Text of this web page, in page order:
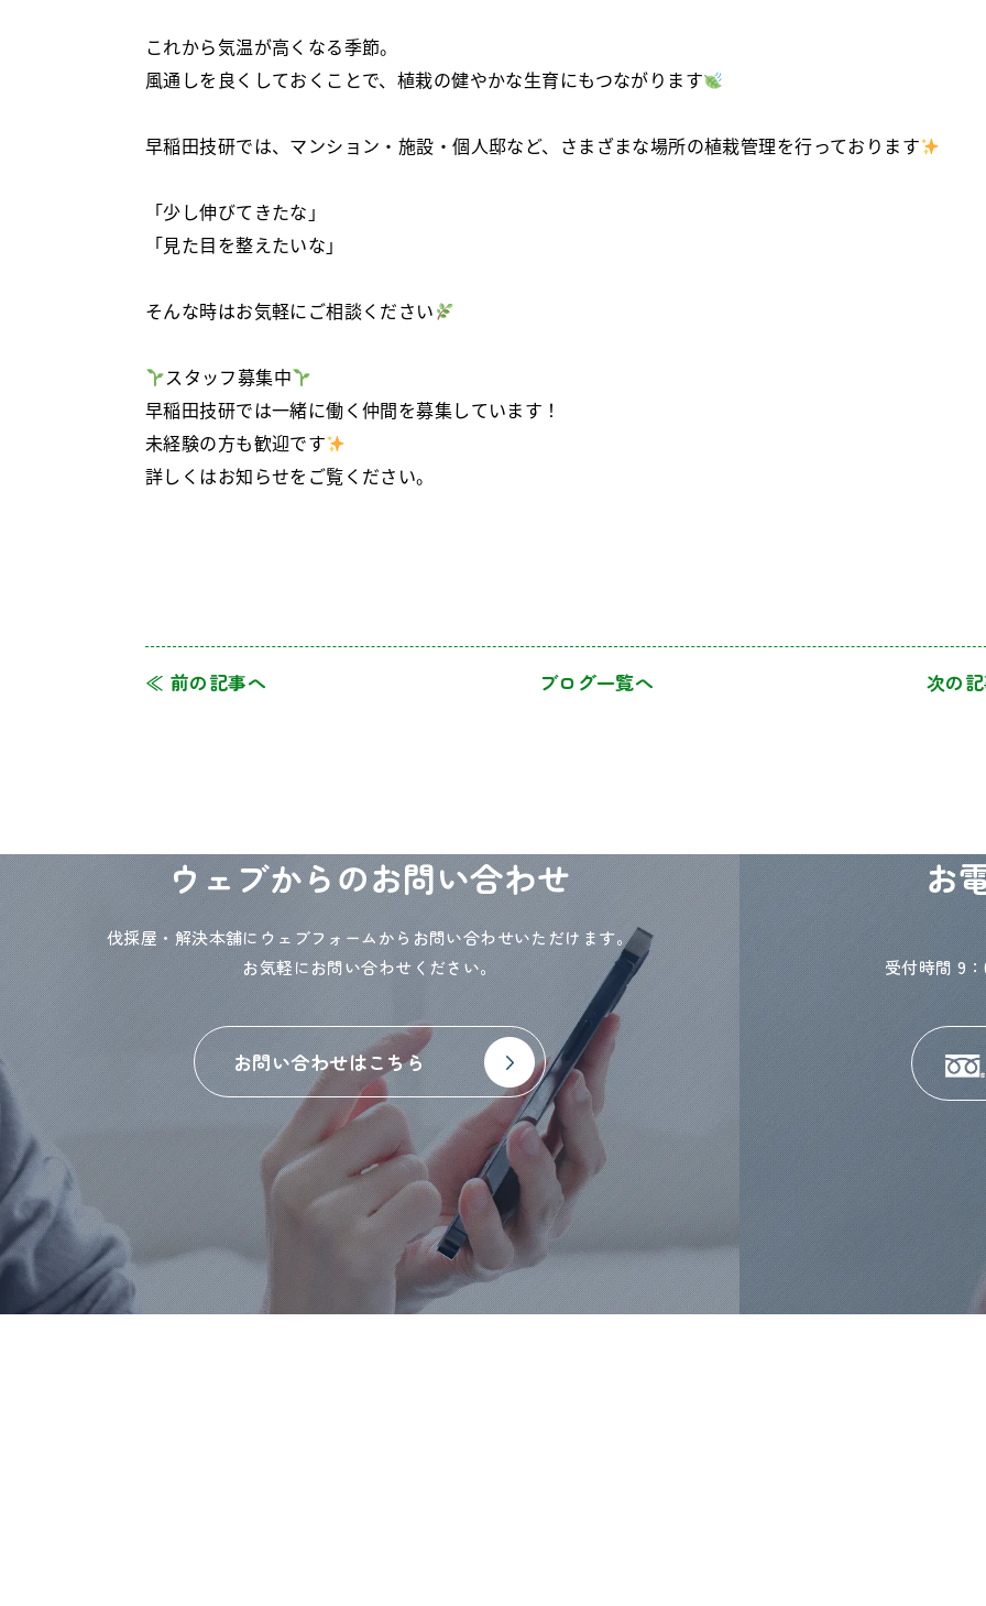
これから気温が高くなる季節。
風通しを良くしておくことで、植栽の健やかな生育にもつながります
早稲田技研では、マンション・施設・個人邸など、さまざまな場所の植栽管理を行っております
「少し伸びてきたな」
「見た目を整えたいな」
そんな時はお気軽にご相談ください
スタッフ募集中
早稲田技研では一緒に働く仲間を募集しています！
未経験の方も歓迎です
詳しくはお知らせをご覧ください。
≪ 前の記事へ ブログ一覧へ 次の
ウェブからのお問い合わせ
伐採屋・解決本舗にウェブフォームからお問い合わせいただけます。
お気軽にお問い合わせください。
お問い合わせはこちら
お
受付時間 9